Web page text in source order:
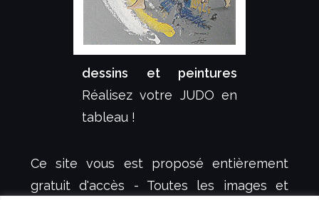
dessins et peintures
Réalisez votre JUDO en
tableau !
Ce site vous est proposé entièrement
gratuit d'accès - Toutes les images et